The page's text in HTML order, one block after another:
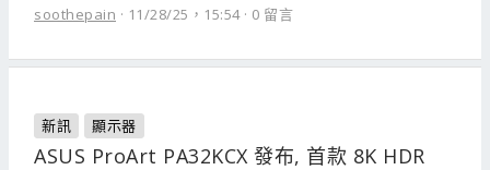
soothepain 11/28/25，15:54 0 留言
新訊 顯示器
ASUS ProArt PA32KCX 發布, 首款 8K HDR